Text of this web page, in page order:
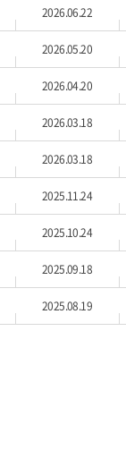
2026.06.22
2026.05.20
2026.04.20
2026.03.18
2026.03.18
2025.11.24
2025.10.24
2025.09.18
2025.08.19